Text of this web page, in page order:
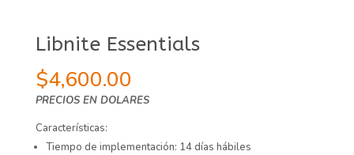
Libnite Essentials
$4,600.00
PRECIOS EN DOLARES
Características:
Tiempo de implementación: 14 días hábiles